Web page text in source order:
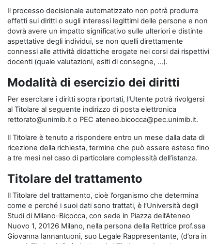
Il processo decisionale automatizzato non potrà produrre
effetti sui diritti o sugli interessi legittimi delle persone e non
dovrà avere un impatto significativo sulle ulteriori e distinte
aspettative degli individui, se non quelli direttamente
connessi alle attività didattiche erogate nei corsi dai rispettivi
docenti (quale valutazioni, esiti di consegne, …).
Modalità di esercizio dei diritti
Per esercitare i diritti sopra riportati, l'Utente potrà rivolgersi
al Titolare al seguente indirizzo di posta elettronica
rettorato@unimib.it o PEC ateneo.bicocca@pec.unimib.it.
Il Titolare è tenuto a rispondere entro un mese dalla data di
ricezione della richiesta, termine che può essere esteso fino
a tre mesi nel caso di particolare complessità dell’istanza.
Titolare del trattamento
Il Titolare del trattamento, cioè l’organismo che determina
come e perché i suoi dati sono trattati, è l’Università degli
Studi di Milano-Bicocca, con sede in Piazza dell’Ateneo
Nuovo 1, 20126 Milano, nella persona della Rettrice prof.ssa
Giovanna Iannantuoni, suo Legale Rappresentante, (d’ora in